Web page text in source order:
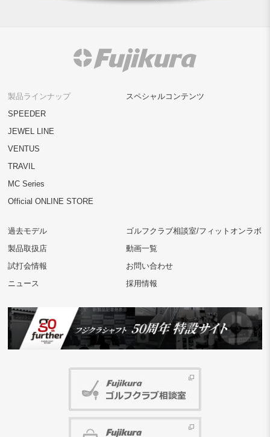
製品ラインナップ
SPEEDER
JEWEL LINE
VENTUS
TRAVIL
MC Series
Official ONLINE STORE
スペシャルコンテンツ
過去モデル
製品取扱店
試打会情報
ニュース
ゴルフクラブ相談室/フィットオンラボ
動画一覧
お問い合わせ
採用情報